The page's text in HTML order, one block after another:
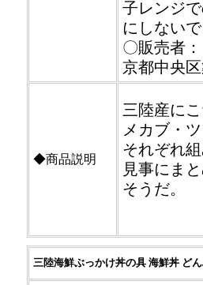
子レンジ
にしない
〇販売者
京都中央
◆商品説明
三陸産に
メカブ・
それぞれ
見事にま
そうだ。
三陸海鮮ぶっかけ丼の具 海鮮丼 ど